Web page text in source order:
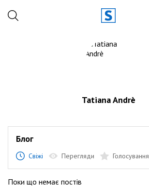
Tatiana Andrè
Блог
Свіжі Перегляди Голосування
Поки що немає постів